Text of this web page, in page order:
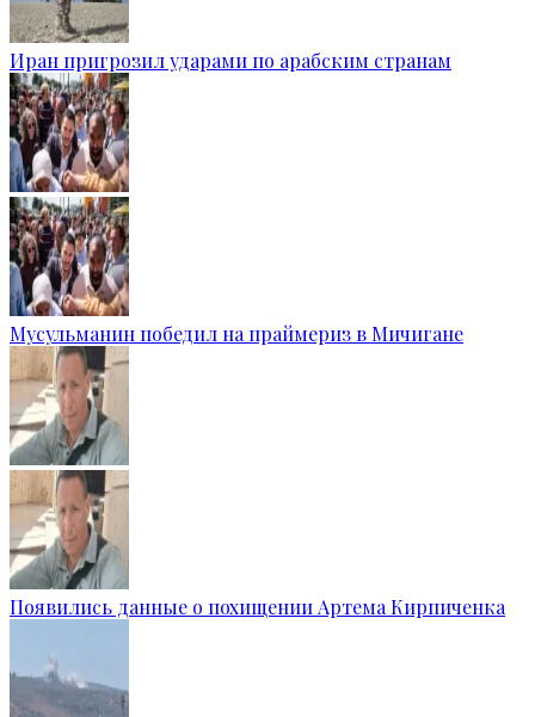
Иран пригрозил ударами по арабским странам
Мусульманин победил на праймериз в Мичигане
Появились данные о похищении Артема Кирпиченка